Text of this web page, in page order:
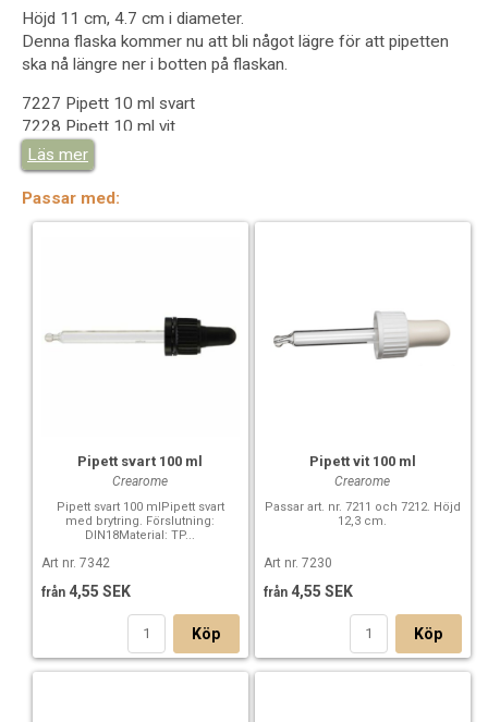
Höjd 11 cm, 4.7 cm i diameter.
Denna flaska kommer nu att bli något lägre för att pipetten
ska nå längre ner i botten på flaskan.
7227 Pipett 10 ml svart
7228 Pipett 10 ml vit
7232 Kapsyl räfflad vit tunn
7233 Kapsyl räfflad vitt tjock
7241 Pump till glasflaska
7242 Spray till glasflaska
7487 Kapsyl aluminium glasflaska
7417 Kapsyl lila tunn insats
Läs mer
Passar med:
Pipett svart 100 ml
Crearome
Pipett svart 100 mlPipett svart
med brytring. Förslutning:
DIN18Material: TP...
Art nr. 7342
från 4,55 SEK
Köp
Pipett vit 100 ml
Crearome
Passar art. nr. 7211 och 7212. Höjd
12,3 cm.
Art nr. 7230
från 4,55 SEK
Köp